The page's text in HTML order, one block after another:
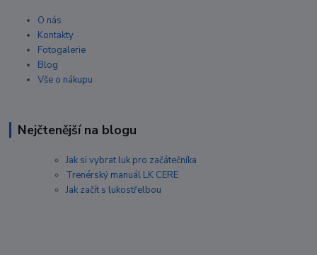
O nás
Kontakty
Fotogalerie
Blog
Vše o nákupu
Nejčtenější na blogu
Jak si vybrat luk pro začátečníka
Trenérský manuál LK CERE
Jak začít s lukostřelbou